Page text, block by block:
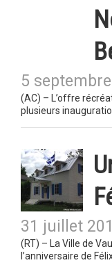
5
(AC) – L’offre
plusieurs
31 juillet
(RT) – La Ville de
l’anniversaire de